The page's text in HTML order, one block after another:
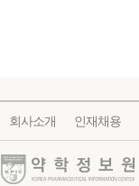
회사소개 인재채용
약학정보원